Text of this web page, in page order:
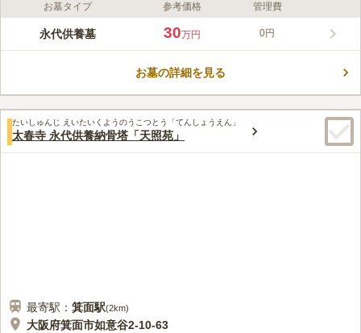
ライフドット編集部のコメント
歴史ある寺院で、仏教徒の方が眠ることができます。 ご本尊は
ッタリです。 永代供養に対応しており、夫婦墓だけではなく個
口コミ評価
みんなの評価
2.5 口コミ 3 件
行く道に、ホームセンターがあるので、そこで買います。霊園に
お墓タイプ 参考価格 管理費
永代供養墓 30万円 0円
お墓の詳細を見る
たいしゅんじ えいたいくようのうこつとう「てんしょうえん」
太春寺 永代供養納骨塔「天照苑」
最寄駅： 箕面駅(2km)
大阪府箕面市如意谷2-10-63